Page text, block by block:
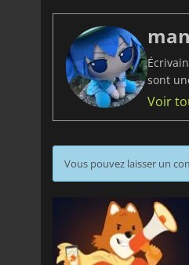
sont
Voir
Vous pouvez laisser un